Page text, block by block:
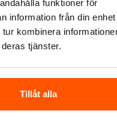
funktioner för
information från din enhet
kombinera
tjänster.
Tillåt alla